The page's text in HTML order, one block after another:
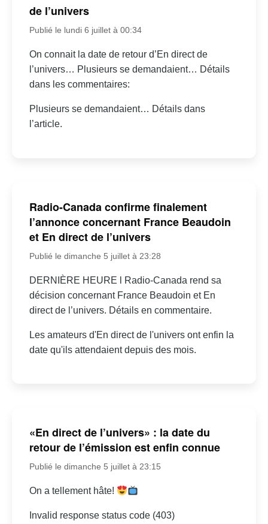
de l’univers
Publié le lundi 6 juillet à 00:34
On connait la date de retour d’En direct de
l’univers… Plusieurs se demandaient… Détails
dans les commentaires:
Plusieurs se demandaient… Détails dans
l’article.
Radio-Canada confirme finalement
l’annonce concernant France Beaudoin
et En direct de l’univers
Publié le dimanche 5 juillet à 23:28
DERNIÈRE HEURE l Radio-Canada rend sa
décision concernant France Beaudoin et En
direct de l’univers. Détails en commentaire.
Les amateurs d'En direct de l'univers ont enfin la
date qu'ils attendaient depuis des mois.
«En direct de l’univers» : la date du
retour de l’émission est enfin connue
Publié le dimanche 5 juillet à 23:15
On a tellement hâte!
Invalid response status code (403)